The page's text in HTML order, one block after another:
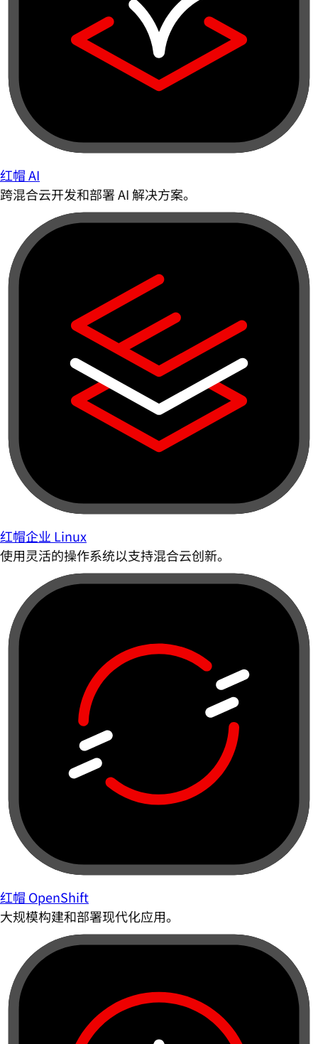
红帽 AI
跨混合云开发和部署 AI 解决方案。
红帽企业 Linux
使用灵活的操作系统以支持混合云创新。
红帽 OpenShift
大规模构建和部署现代化应用。